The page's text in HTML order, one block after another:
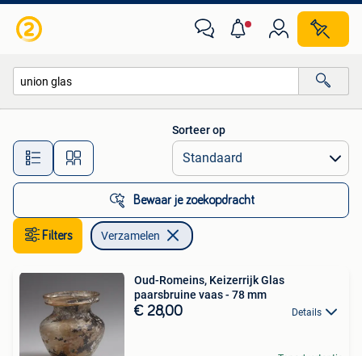
Alle afstanden…
Sorteer op
Bewaar je zoekopdracht
Filters Verzamelen
Oud-Romeins, Keizerrijk Glas
paarsbruine vaas - 78 mm
€ 28,00 Details